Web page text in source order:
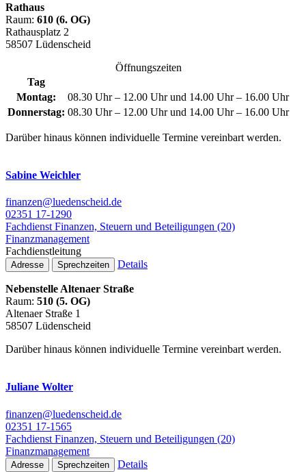
Rathaus
Raum: 610 (6. OG)
Rathausplatz 2
58507 Lüdenscheid
Öffnungszeiten
Tag
Montag:
08.30 Uhr – 12.00 Uhr und 14.00 Uhr – 16.00 Uhr
Donnerstag: 08.30 Uhr – 12.00 Uhr und 14.00 Uhr – 16.00 Uhr
Darüber hinaus können individuelle Termine vereinbart werden.
Sabine Weichler
finanzen@luedenscheid.de
02351 17-1290
Fachdienst Finanzen, Steuern und Beteiligungen (20)
Finanzmanagement
Fachdienstleitung
Adresse Sprechzeiten Details
Nebenstelle Altenaer Straße
Raum: 510 (5. OG)
Altenaer Straße 1
58507 Lüdenscheid
Darüber hinaus können individuelle Termine vereinbart werden.
Juliane Wolter
finanzen@luedenscheid.de
02351 17-1565
Fachdienst Finanzen, Steuern und Beteiligungen (20)
Finanzmanagement
Adresse Sprechzeiten Details